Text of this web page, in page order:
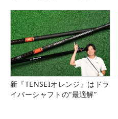
新『TENSEIオレンジ』はドラ
イバーシャフトの“最適解”